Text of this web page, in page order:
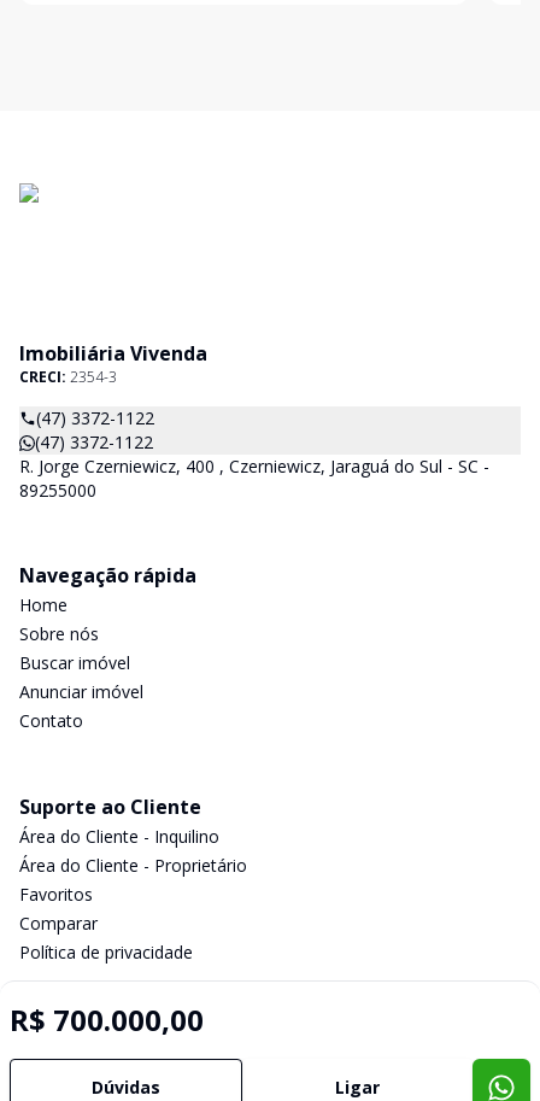
R$ 700.000,00
Dúvidas Ligar
Imobiliária Vivenda
CRECI: 2354-3
(47) 3372-1122
(47) 3372-1122
R. Jorge Czerniewicz, 400 , Czerniewicz, Jaraguá do Sul - SC -
89255000
Navegação rápida
Home
Sobre nós
Buscar imóvel
Anunciar imóvel
Contato
Suporte ao Cliente
Área do Cliente - Inquilino
Área do Cliente - Proprietário
Favoritos
Comparar
Política de privacidade
Selo de Tecnologia Loft